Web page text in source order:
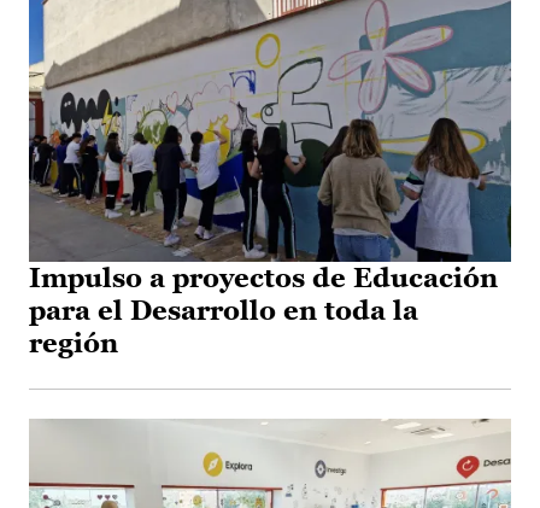
Impulso a proyectos de Educación
para el Desarrollo en toda la
región